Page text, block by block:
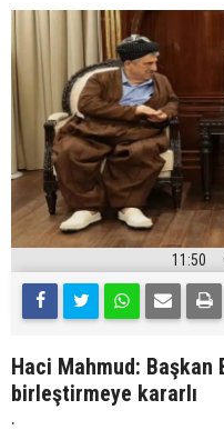
11:50
Haci Mahmud: Başkan
birleştirmeye kararlı
.